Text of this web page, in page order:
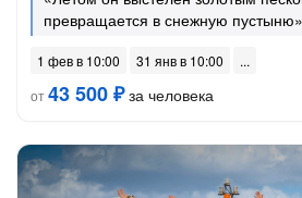
превращается в снежную пустыню»
1 фев в 10:00
31 янв в 10:00
от43 500 ₽за человека